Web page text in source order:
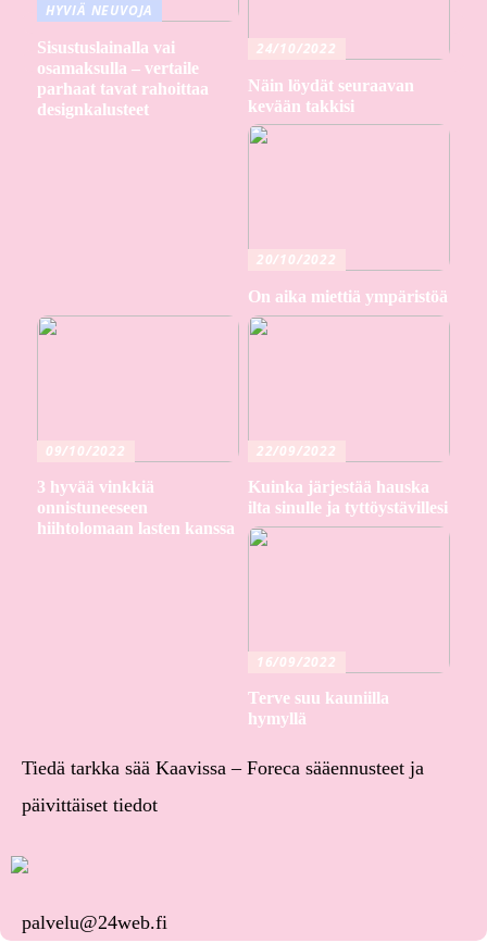
HYVIÄ NEUVOJA
Sisustuslainalla vai
osamaksulla – vertaile
parhaat tavat rahoittaa
designkalusteet
24/10/2022
Näin löydät seuraavan
kevään takkisi
20/10/2022
On aika miettiä ympäristöä
09/10/2022
3 hyvää vinkkiä
onnistuneeseen
hiihtolomaan lasten kanssa
22/09/2022
Kuinka järjestää hauska
ilta sinulle ja tyttöystävillesi
16/09/2022
Terve suu kauniilla
hymyllä
Tiedä tarkka sää Kaavissa – Foreca sääennusteet ja
päivittäiset tiedot
palvelu@24web.fi